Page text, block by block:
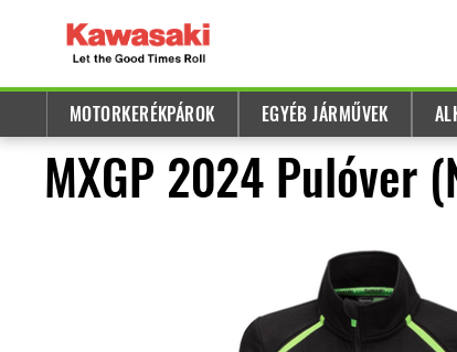
MOTORKERÉKPÁROK EGYÉB JÁRMŰVEK
MXGP 2024 Pulóver